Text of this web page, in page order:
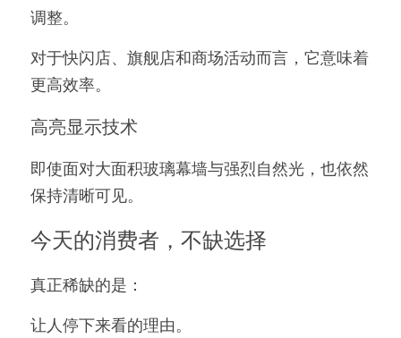
调整。
对于快闪店、旗舰店和商场活动而言，它意味着
更高效率。
高亮显示技术
即使面对大面积玻璃幕墙与强烈自然光，也依然
保持清晰可见。
今天的消费者，不缺选择
真正稀缺的是：
让人停下来看的理由。